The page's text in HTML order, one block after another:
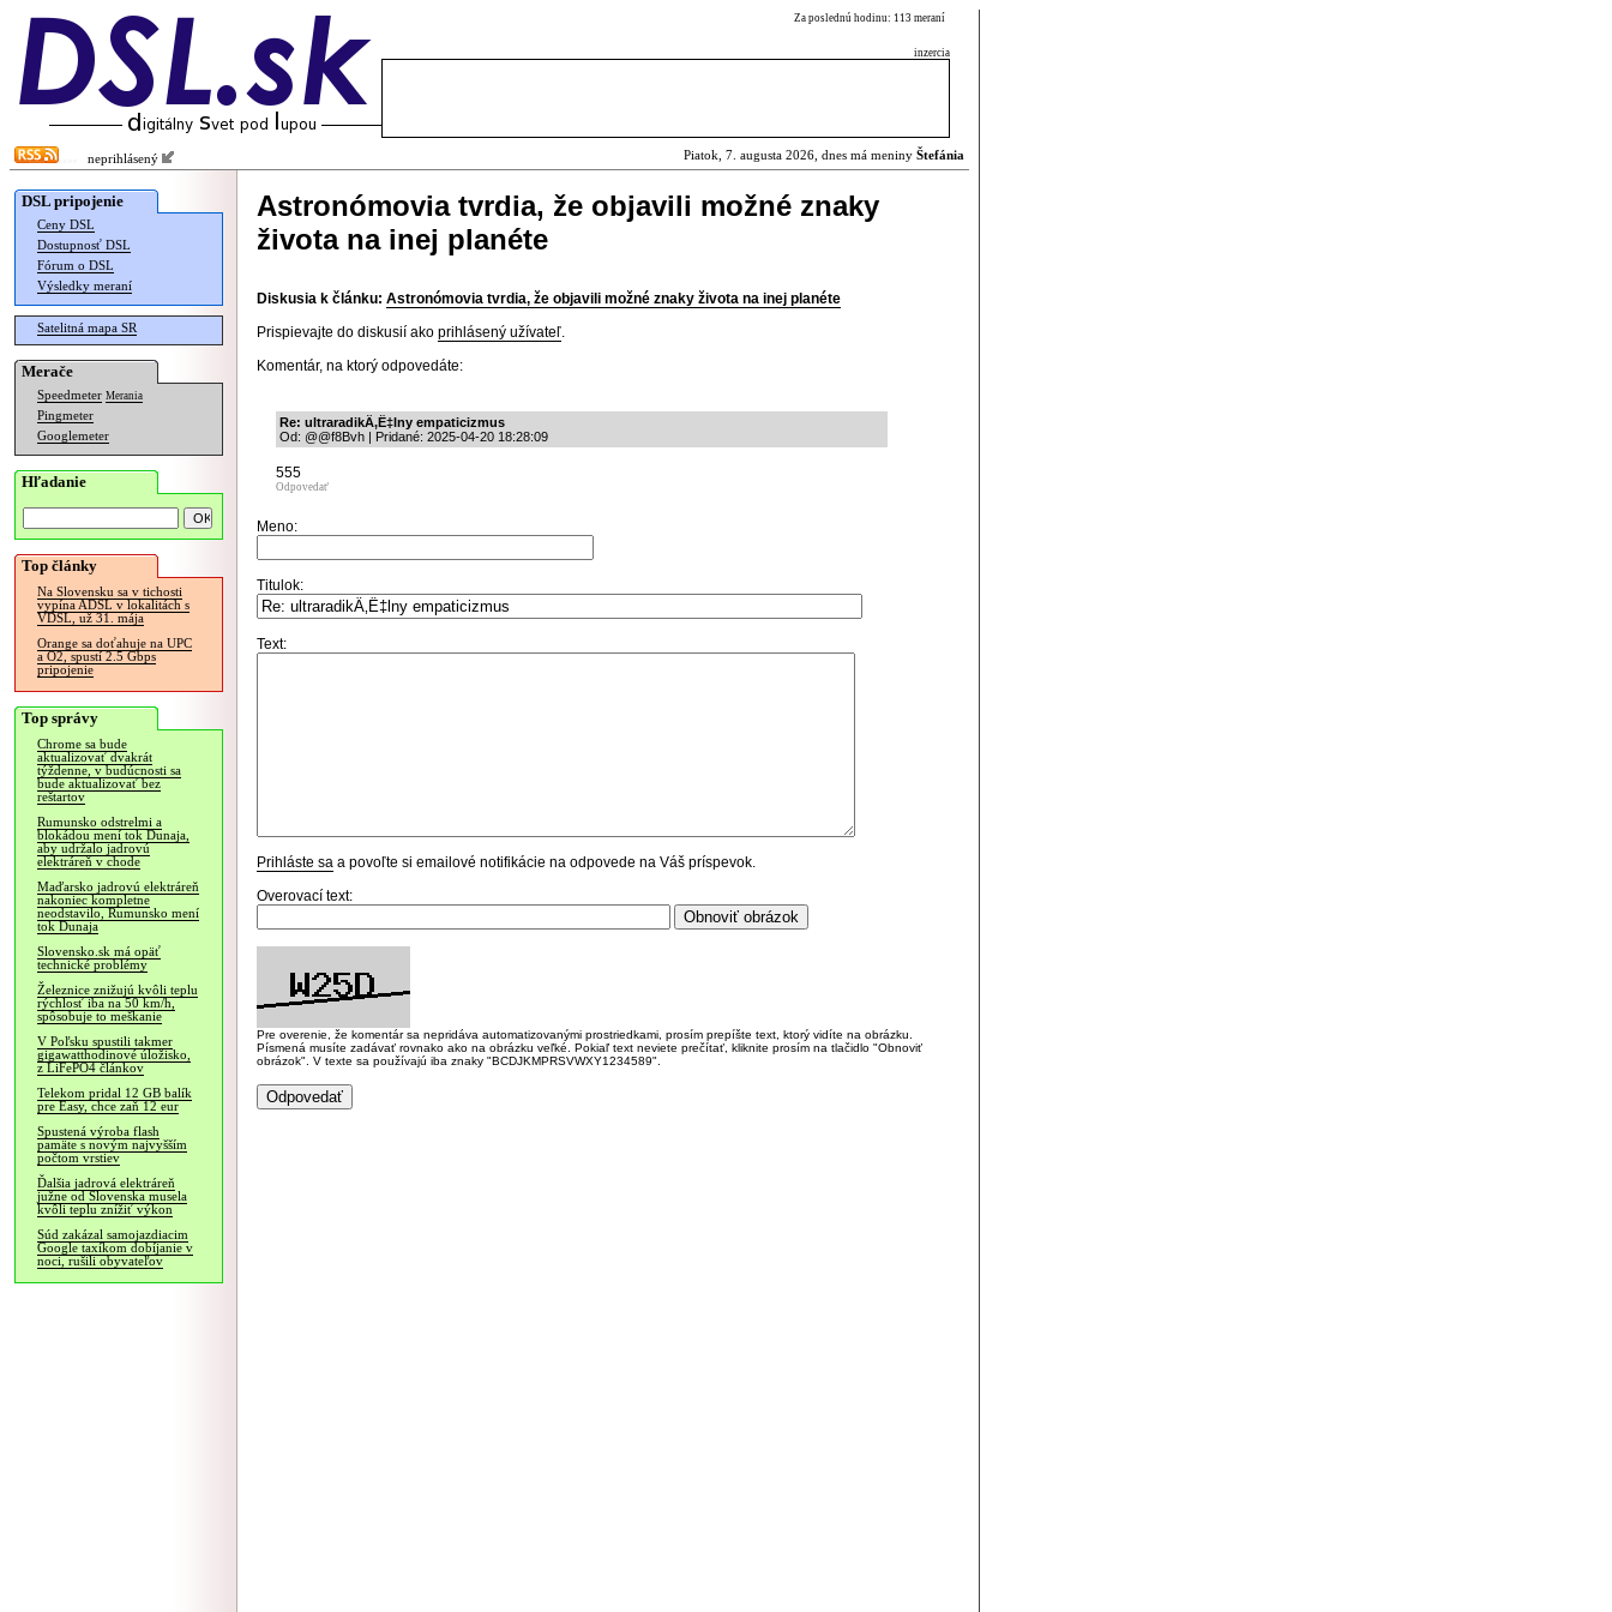
Za poslednú hodinu: 113 meraní
inzercia
neprihlásený Piatok, 7. augusta 2026, dnes má meniny Štefánia
DSL pripojenie
Ceny DSL
Dostupnosť DSL
Fórum o DSL
Výsledky meraní
Satelitná mapa SR
Merače
Speedmeter Merania
Pingmeter
Googlemeter
Hľadanie
Top články
Na Slovensku sa v tichosti
vypína ADSL v lokalitách s
VDSL, už 31. mája
Orange sa doťahuje na UPC
a O2, spustí 2.5 Gbps
pripojenie
Top správy
Chrome sa bude
aktualizovať dvakrát
týždenne, v budúcnosti sa
bude aktualizovať bez
reštartov
Rumunsko odstrelmi a
blokádou mení tok Dunaja,
aby udržalo jadrovú
elektráreň v chode
Maďarsko jadrovú elektráreň
nakoniec kompletne
neodstavilo, Rumunsko mení
tok Dunaja
Slovensko.sk má opäť
technické problémy
Železnice znižujú kvôli teplu
rýchlosť iba na 50 km/h,
spôsobuje to meškanie
V Poľsku spustili takmer
gigawatthodinové úložisko,
z LiFePO4 článkov
Telekom pridal 12 GB balík
pre Easy, chce zaň 12 eur
Spustená výroba flash
pamäte s novým najvyšším
počtom vrstiev
Ďalšia jadrová elektráreň
južne od Slovenska musela
kvôli teplu znížiť výkon
Súd zakázal samojazdiacim
Google taxíkom dobíjanie v
noci, rušili obyvateľov
Astronómovia tvrdia, že objavili možné znaky
života na inej planéte
Diskusia k článku: Astronómovia tvrdia, že objavili možné znaky života na inej planéte
Prispievajte do diskusií ako prihlásený užívateľ.
Komentár, na ktorý odpovedáte:
Re: ultraradikÄ‚Ë‡lny empaticizmus
Od: @@f8Bvh | Pridané: 2025-04-20 18:28:09
555
Odpovedať
Meno:
Titulok:
Text:
Prihláste sa a povoľte si emailové notifikácie na odpovede na Váš príspevok.
Overovací text:
Pre overenie, že komentár sa nepridáva automatizovanými prostriedkami, prosím prepíšte text, ktorý vidíte na obrázku.
Písmená musíte zadávať rovnako ako na obrázku veľké. Pokiaľ text neviete prečítať, kliknite prosím na tlačidlo "Obnoviť
obrázok". V texte sa používajú iba znaky "BCDJKMPRSVWXY1234589".